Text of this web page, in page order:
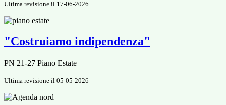
Ultima revisione il 17-06-2026
"Costruiamo indipendenza"
PN 21-27 Piano Estate
Ultima revisione il 05-05-2026